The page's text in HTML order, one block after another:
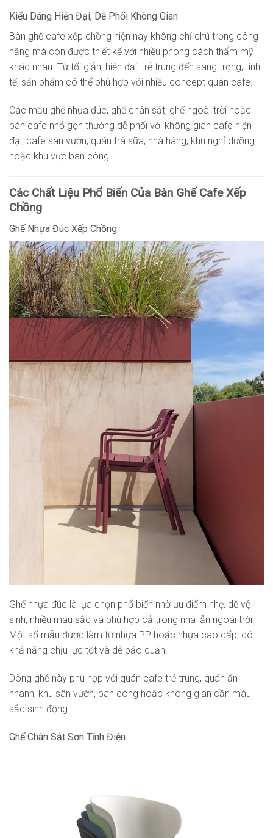
Kiểu Dáng Hiện Đại, Dễ Phối Không Gian
Bàn ghế cafe xếp chồng hiện nay không chỉ chú trọng công
năng mà còn được thiết kế với nhiều phong cách thẩm mỹ
khác nhau. Từ tối giản, hiện đại, trẻ trung đến sang trọng, tinh
tế, sản phẩm có thể phù hợp với nhiều concept quán cafe.
Các mẫu ghế nhựa đúc, ghế chân sắt, ghế ngoài trời hoặc
bàn cafe nhỏ gọn thường dễ phối với không gian cafe hiện
đại, cafe sân vườn, quán trà sữa, nhà hàng, khu nghỉ dưỡng
hoặc khu vực ban công.
Các Chất Liệu Phổ Biến Của Bàn Ghế Cafe Xếp
Chồng
Ghế Nhựa Đúc Xếp Chồng
Ghế nhựa đúc là lựa chọn phổ biến nhờ ưu điểm nhẹ, dễ vệ
sinh, nhiều màu sắc và phù hợp cả trong nhà lẫn ngoài trời.
Một số mẫu được làm từ nhựa PP hoặc nhựa cao cấp, có
khả năng chịu lực tốt và dễ bảo quản.
Dòng ghế này phù hợp với quán cafe trẻ trung, quán ăn
nhanh, khu sân vườn, ban công hoặc không gian cần màu
sắc sinh động.
Ghế Chân Sắt Sơn Tĩnh Điện